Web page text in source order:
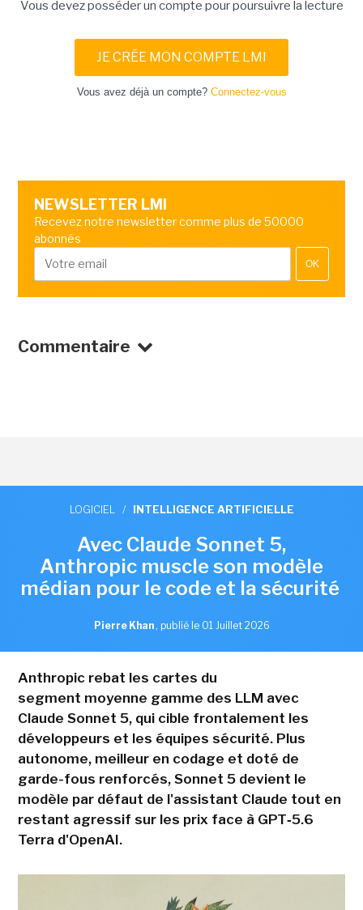
Vous devez posséder un compte pour poursuivre la lecture
JE CRÉE MON COMPTE LMI
Vous avez déjà un compte? Connectez-vous
NEWSLETTER LMI
Recevez notre newsletter comme plus de 50000
abonnés
OK
Commentaire
LOGICIEL / INTELLIGENCE ARTIFICIELLE
Avec Claude Sonnet 5,
Anthropic muscle son modèle
médian pour le code et la sécurité
Pierre Khan , publié le 01 Juillet 2026
Anthropic rebat les cartes du
segment moyenne gamme des LLM avec
Claude Sonnet 5, qui cible frontalement les
développeurs et les équipes sécurité. Plus
autonome, meilleur en codage et doté de
garde-fous renforcés, Sonnet 5 devient le
modèle par défaut de l'assistant Claude tout en
restant agressif sur les prix face à GPT‑5.6
Terra d'OpenAI.